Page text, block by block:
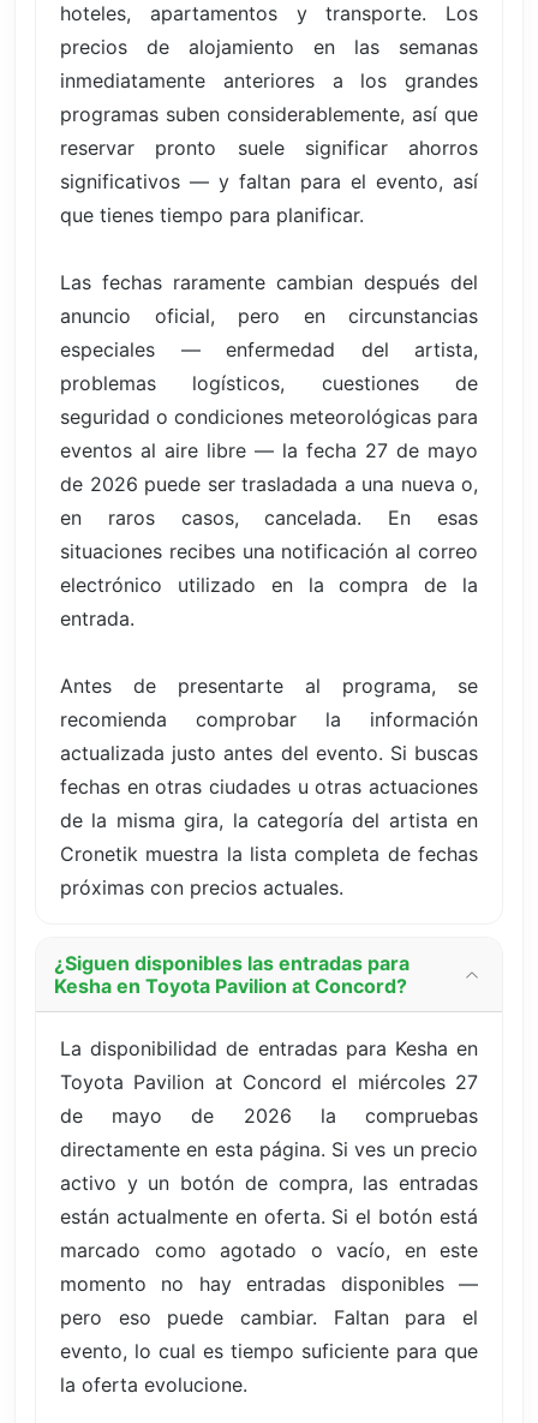
hoteles, apartamentos y transporte. Los
precios de alojamiento en las semanas
inmediatamente anteriores a los grandes
programas suben considerablemente, así que
reservar pronto suele significar ahorros
significativos — y faltan para el evento, así
que tienes tiempo para planificar.
Las fechas raramente cambian después del
anuncio oficial, pero en circunstancias
especiales — enfermedad del artista,
problemas logísticos, cuestiones de
seguridad o condiciones meteorológicas para
eventos al aire libre — la fecha 27 de mayo
de 2026 puede ser trasladada a una nueva o,
en raros casos, cancelada. En esas
situaciones recibes una notificación al correo
electrónico utilizado en la compra de la
entrada.
Antes de presentarte al programa, se
recomienda comprobar la información
actualizada justo antes del evento. Si buscas
fechas en otras ciudades u otras actuaciones
de la misma gira, la categoría del artista en
Cronetik muestra la lista completa de fechas
próximas con precios actuales.
¿Siguen disponibles las entradas para
Kesha en Toyota Pavilion at Concord?
La disponibilidad de entradas para Kesha en
Toyota Pavilion at Concord el miércoles 27
de mayo de 2026 la compruebas
directamente en esta página. Si ves un precio
activo y un botón de compra, las entradas
están actualmente en oferta. Si el botón está
marcado como agotado o vacío, en este
momento no hay entradas disponibles —
pero eso puede cambiar. Faltan para el
evento, lo cual es tiempo suficiente para que
la oferta evolucione.